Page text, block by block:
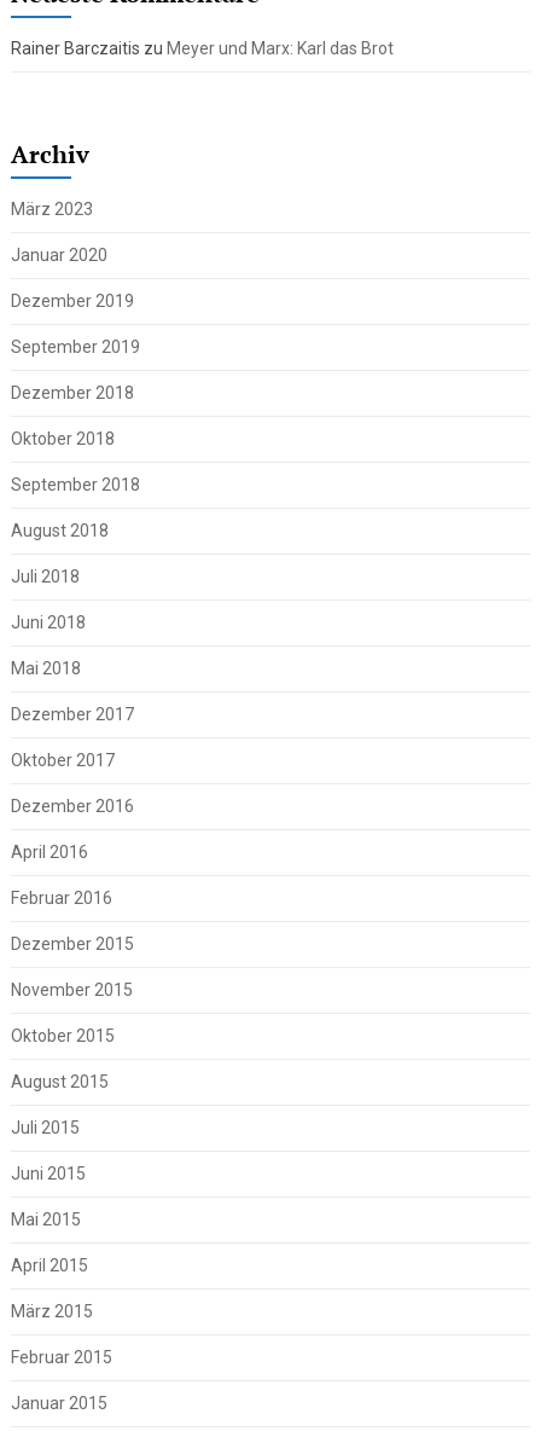
Rainer Barczaitis zu Meyer und Marx: Karl das Brot
Archiv
März 2023
Januar 2020
Dezember 2019
September 2019
Dezember 2018
Oktober 2018
September 2018
August 2018
Juli 2018
Juni 2018
Mai 2018
Dezember 2017
Oktober 2017
Dezember 2016
April 2016
Februar 2016
Dezember 2015
November 2015
Oktober 2015
August 2015
Juli 2015
Juni 2015
Mai 2015
April 2015
März 2015
Februar 2015
Januar 2015